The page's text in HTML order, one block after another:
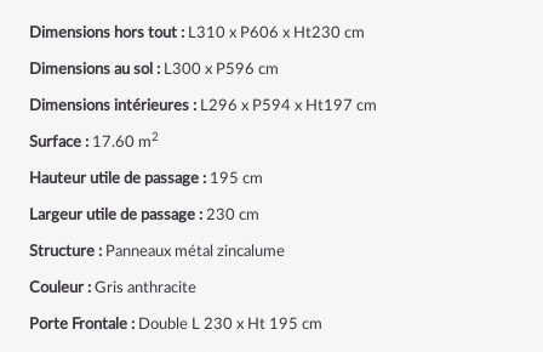
Dimensions hors tout : L310 x P606 x Ht230 cm
Dimensions au sol : L300 x P596 cm
Dimensions intérieures : L296 x P594 x Ht197 cm
Surface : 17.60 m2
Hauteur utile de passage : 195 cm
Largeur utile de passage : 230 cm
Structure : Panneaux métal zincalume
Couleur : Gris anthracite
Porte Frontale : Double L 230 x Ht 195 cm